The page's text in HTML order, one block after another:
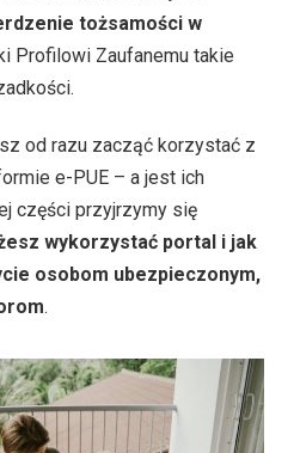
tożsamości w
Profilowi Zaufanemu takie
od razu zacząć korzystać z
e-PUE – a jest ich
części przyjrzymy się
wykorzystać portal i jak
osobom ubezpieczonym,
.